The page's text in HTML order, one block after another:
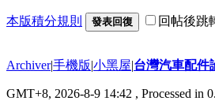
本版積分規則 發表回復 回帖後跳
Archiver|手機版|小黑屋|台灣汽車配件
GMT+8, 2026-8-9 14:42 , Processed in